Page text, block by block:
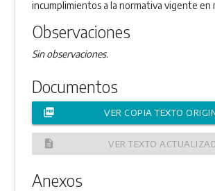
incumplimientos a la normativa vigente en
Observaciones
Sin observaciones.
Documentos
picture_as_pdf VER COPIA TEXTO
description VER TEXTO
Anexos